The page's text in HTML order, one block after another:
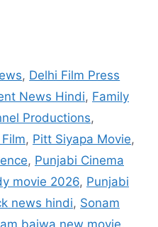
, Delhi Film Press
News Hindi, Family
Productions,
, Pitt Siyapa Movie,
, Punjabi Cinema
movie 2026, Punjabi
news hindi, Sonam
bajwa new movie,